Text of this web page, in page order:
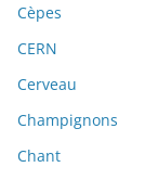
Cèpes
CERN
Cerveau
Champignons
Chant